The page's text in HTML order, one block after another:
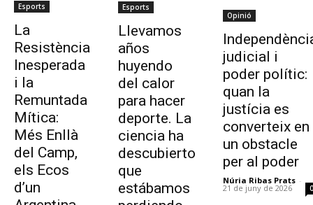
Esports
La
Resistència
Inesperada
i la
Remuntada
Mítica:
Més Enllà
del Camp,
els Ecos
d’un
Esports
Llevamos
años
huyendo
del calor
para hacer
deporte. La
ciencia ha
descubierto
que
estábamos
Opinió
judicial i
poder polític:
quan la
justícia es
converteix en
un obstacle
per al poder
Núria Ribas Prats -
21 de juny de 2026 0